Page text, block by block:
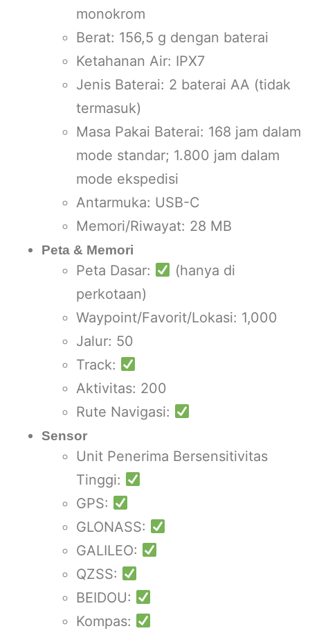
monokrom
Berat: 156,5 g dengan baterai
Ketahanan Air: IPX7
Jenis Baterai: 2 baterai AA (tidak
termasuk)
Masa Pakai Baterai: 168 jam dalam
mode standar; 1.800 jam dalam
mode ekspedisi
Antarmuka: USB-C
Memori/Riwayat: 28 MB
Peta & Memori
Peta Dasar:
(hanya di
perkotaan)
Waypoint/Favorit/Lokasi: 1,000
Jalur: 50
Track:
Aktivitas: 200
Rute Navigasi:
Sensor
Unit Penerima Bersensitivitas
Tinggi:
GPS:
GLONASS:
GALILEO:
QZSS:
BEIDOU:
Kompas: